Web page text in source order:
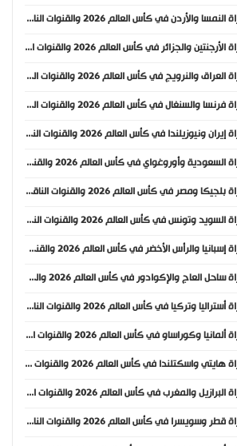
موعد مباراة النمسا والأردن في كأس العالم 2026 والقنوات الناقلة
موعد مباراة الأرجنتين والجزائر في كأس العالم 2026 والقنوات الناقلة
موعد مباراة العراق والنرويج في كأس العالم 2026 والقنوات الناقلة
موعد مباراة فرنسا والسنغال في كأس العالم 2026 والقنوات الناقلة
موعد مباراة إيران ونيوزيلندا في كأس العالم 2026 والقنوات الناقلة
موعد مباراة السعودية وأوروغواي في كأس العالم 2026 والقنوات الناقلة
موعد مباراة بلجيكا ومصر في كأس العالم 2026 والقنوات الناقلة
موعد مباراة السويد وتونس في كأس العالم 2026 والقنوات الناقلة
موعد مباراة إسبانيا والرأس الأخضر في كأس العالم 2026 والقنوات الناقلة
موعد مباراة ساحل العاج والإكوادور في كأس العالم 2026 والقنوات الناقلة
موعد مباراة أستراليا وتركيا في كأس العالم 2026 والقنوات الناقلة
موعد مباراة ألمانيا وكوراساو في كأس العالم 2026 والقنوات الناقلة
موعد مباراة هايتي واسكتلندا في كأس العالم 2026 والقنوات الناقلة
موعد مباراة البرازيل والمغرب في كأس العالم 2026 والقنوات الناقلة
موعد مباراة قطر وسويسرا في كأس العالم 2026 والقنوات الناقلة